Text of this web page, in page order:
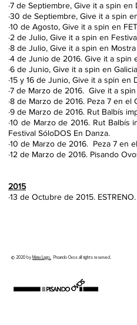
·7 de Septiembre, Give it a spin
·30 de Septiembre, Give it a spin
·10 de Agosto, Give it a spin en
·2 de Julio, Give it a spin en
·8 de Julio, Give it a spin en
·4 de Junio de 2016. Give it a spin
·6 de Junio, Give it a spin en
·15 y 16 de Junio, Give it a spin
·7 de Marzo de 2016. Give it a
·8 de Marzo de 2016. Peza 7 en el
·9 de Marzo de 2016. Rut Balbís
·10 de Marzo de 2016. Rut Balbís
Festival SóloDOS En Danza.
·10 de Marzo de 2016. Peza 7 en
·12 de Marzo de 2016. Pisando
2015
·13 de Octubre de 2015.
© 2020 by Manu Lago. Pisando Ovos all rights reserved.